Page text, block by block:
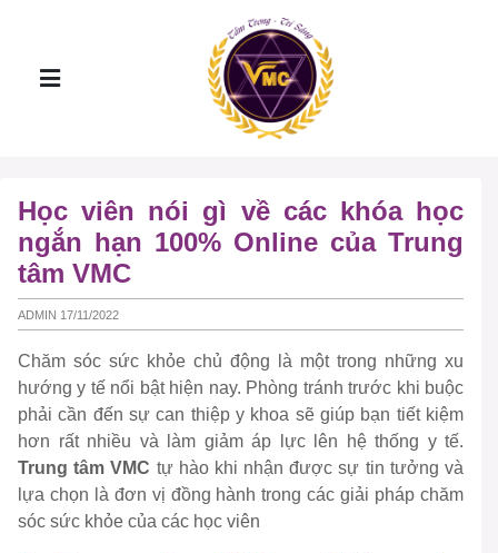
Học viên nói gì về các khóa học
ngắn hạn 100% Online của Trung
tâm VMC
ADMIN 17/11/2022
Chăm sóc sức khỏe chủ động là một trong những xu
hướng y tế nổi bật hiện nay. Phòng tránh trước khi buộc
phải cần đến sự can thiệp y khoa sẽ giúp bạn tiết kiệm
hơn rất nhiều và làm giảm áp lực lên hệ thống y tế.
Trung tâm VMC tự hào khi nhận được sự tin tưởng và
lựa chọn là đơn vị đồng hành trong các giải pháp chăm
sóc sức khỏe của các học viên